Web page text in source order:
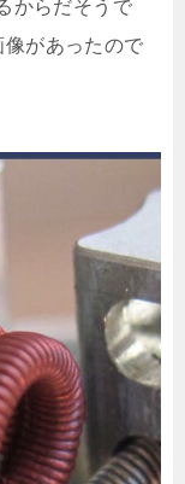
からだそうで
があったので